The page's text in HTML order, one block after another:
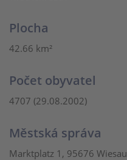
Plocha
42.66 km²
Počet obyvatel
4707 (29.08.2002)
Městská správa
Marktplatz 1, 95676 Wiesau